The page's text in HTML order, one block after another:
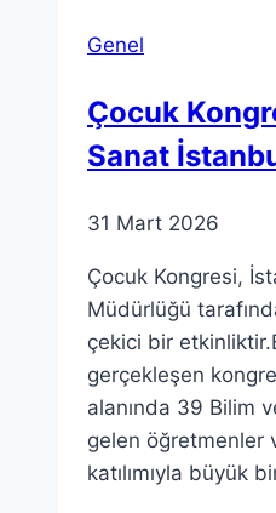
Genel
Çocuk
Sanat
31 Mart 2026
Çocuk Kongresi,
Müdürlüğü
çekici bir
gerçekleşen
alanında 39 Bilim
gelen öğretmenler
katılımıyla büyük